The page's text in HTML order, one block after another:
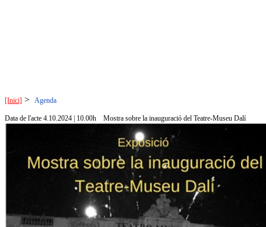
[Inici] > Agenda
Data de l'acte 4.10.2024 | 10.00h Mostra sobre la inauguració del Teatre-Museu Dalí